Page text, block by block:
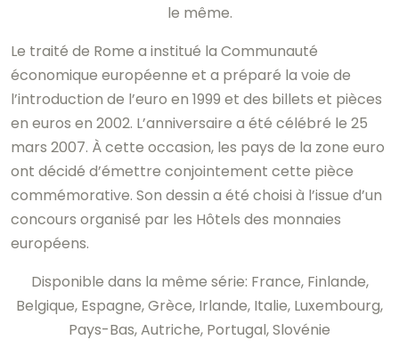
le même.
Le traité de Rome a institué la Communauté
économique européenne et a préparé la voie de
l’introduction de l’euro en 1999 et des billets et pièces
en euros en 2002. L’anniversaire a été célébré le 25
mars 2007. À cette occasion, les pays de la zone euro
ont décidé d’émettre conjointement cette pièce
commémorative. Son dessin a été choisi à l’issue d’un
concours organisé par les Hôtels des monnaies
européens.
Disponible dans la même série: France, Finlande,
Belgique, Espagne, Grèce, Irlande, Italie, Luxembourg,
Pays-Bas, Autriche, Portugal, Slovénie